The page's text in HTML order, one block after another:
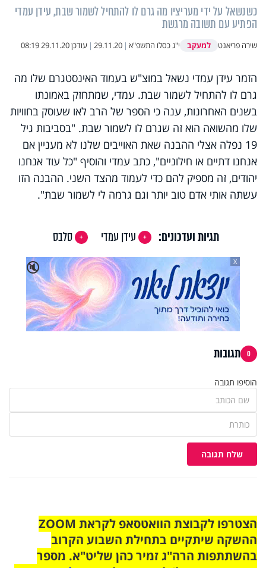
כשנשאל על ידי מעריציו מה גרם לו להתחיל לשמור שבת, עידן עמדי
הפתיע עם תשובה מרגשת
שירה פריאנט למעקב י"ג כסלו התשפ"א |
29.11.20
| עודכן29.11.20 08:19
הזמר עידן עמדי נשאל במוצ"ש בעמוד האינסטגרם שלו מה
גרם לו להתחיל לשמור שבת. עמדי, שמתחזק באמונתו
בשנים האחרונות, ענה כי הספר של הרב לאו שעוסק בחוויות
שלו מהשואה הוא זה שגרם לו לשמור שבת. "בסביבות גיל
19 נפלה אצלי ההבנה שאת האוייבים שלנו לא מעניין אם
אנחנו דתיים או חילוניים", כתב עמדי והוסיף "כל עוד אנחנו
יהודים, זה מספיק להם כדי לעמוד מהצד השני. ההבנה הזו
עשתה אותי אדם טוב יותר וגם גרמה לי לשמור שבת".
תגיות ועדכונים: עידן עמדי
סלבס
🔇
X
0 תגובות
הוסיפו תגובה
שלח תגובה
הצטרפו לקבוצת הוואטסאפ לקראת ZOOM
ההשקה שיתקיים בתחילת השבוע הקרוב
בהשתתפות הרה"ג זמיר כהן שליט"א. מספר